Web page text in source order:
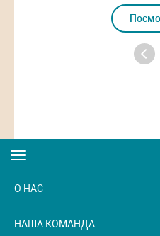
Toggle
О НАС
НАША КОМАНДА